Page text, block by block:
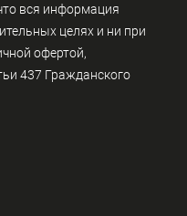
вся информация
целях и ни при
офертой,
437 Гражданского